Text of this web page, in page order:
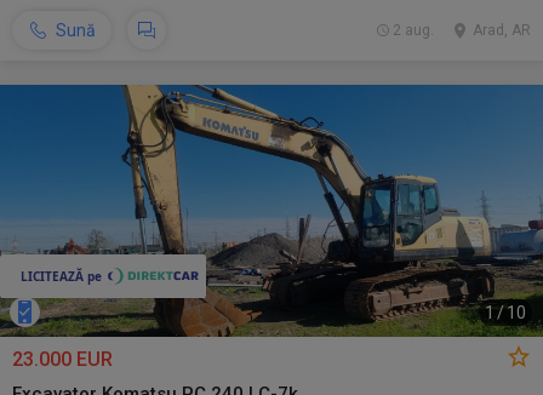
Sună Arad, AR
2 aug.
1 /10
23.000 EUR